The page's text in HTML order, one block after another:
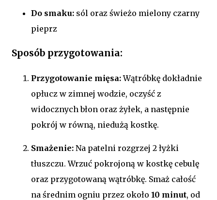
Do smaku: sól oraz świeżo mielony czarny
pieprz
Sposób przygotowania:
Przygotowanie mięsa:Wątróbkę dokładnie
opłucz w zimnej wodzie, oczyść z
widocznych błon oraz żyłek, a następnie
pokrój w równą, niedużą kostkę.
Smażenie: Na patelni rozgrzej 2 łyżki
tłuszczu. Wrzuć pokrojoną w kostkę cebulę
oraz przygotowaną wątróbkę. Smaż całość
na średnim ogniu przez około 10 minut, od